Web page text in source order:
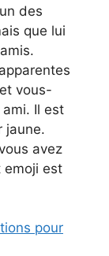
des
que lui
vous-
Il est
jaune.
avez
emoji est
pour